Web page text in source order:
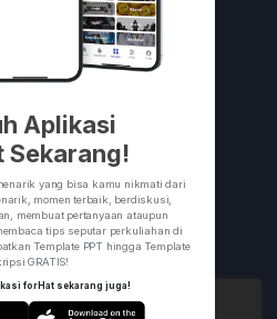
Aplikasi
Sekarang!
yang bisa kamu nikmati dari
momen terbaik, berdiskusi,
membuat pertanyaan ataupun
tips seputar perkuliahan di
Template PPT hingga Template
GRATIS!
forHat sekarang juga!